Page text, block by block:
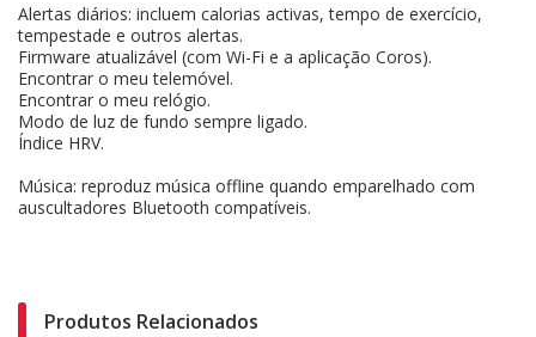
Alertas diários: incluem calorias activas, tempo de exercício,
tempestade e outros alertas.
Firmware atualizável (com Wi-Fi e a aplicação Coros).
Encontrar o meu telemóvel.
Encontrar o meu relógio.
Modo de luz de fundo sempre ligado.
Índice HRV.
Música: reproduz música offline quando emparelhado com
auscultadores Bluetooth compatíveis.
Produtos Relacionados